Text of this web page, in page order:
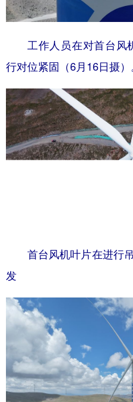
工作人员在对首台风
行对位紧固（6月16日摄
首台风机叶片在进行
发